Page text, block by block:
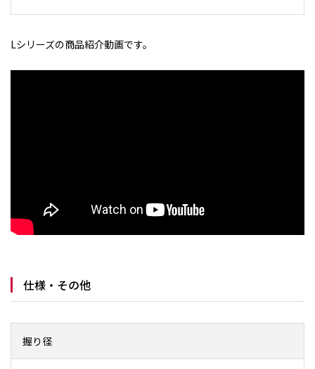
Lシリーズの商品紹介動画です。
仕様・その他
握り径